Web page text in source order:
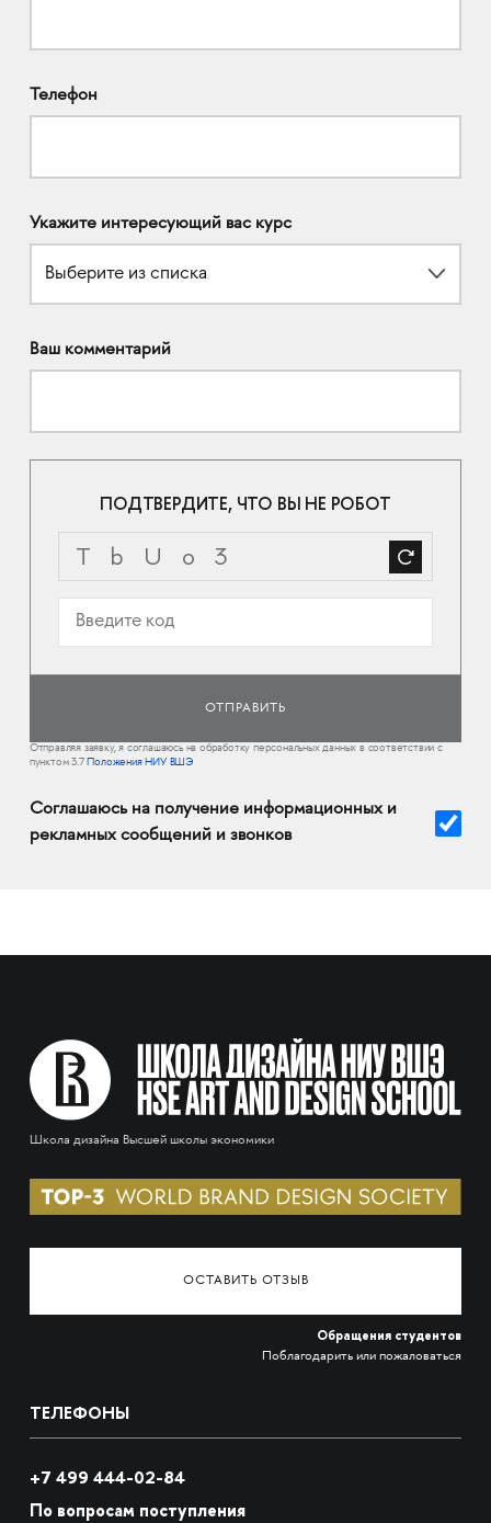
Телефон
Укажите интересующий вас курс
Выберите из списка
Ваш комментарий
ПОДТВЕРДИТЕ, ЧТО ВЫ НЕ РОБОТ
Отправляя заявку, я соглашаюсь на обработку персональных данных в соответствии с
пунктом 3.7Положения НИУ ВШЭ
Соглашаюсь на получение информационных и
рекламных сообщений и звонков
Школа дизайна Высшей школы экономики
ОСТАВИТЬ ОТЗЫВ
Обращения студентов
Поблагодарить или пожаловаться
ТЕЛЕФОНЫ
+7 499 444-02-84
По вопросам поступления